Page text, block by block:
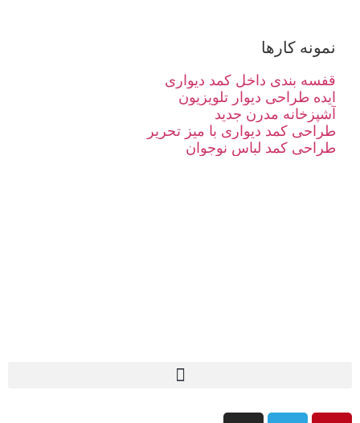
نمونه کارها
قفسه بندی داخل کمد دیواری
ایده طراحی دیوار تلویزیون
آشپزخانه مدرن جدید
طراحی کمد دیواری با میز تحریر
طراحی کمد لباس نوجوان